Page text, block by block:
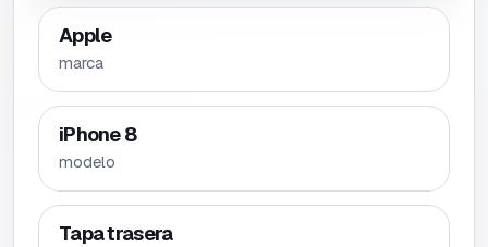
Apple
marca
iPhone 8
modelo
Tapa trasera